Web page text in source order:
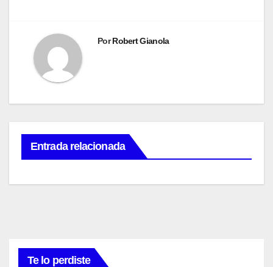
entradasPorRobert Gianola
Entrada relacionada
Te lo perdiste